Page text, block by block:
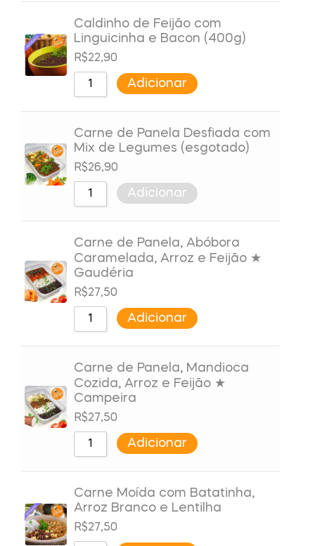
Caldinho de Feijão com
Linguicinha e Bacon (400g)
R$22,90
Adicionar
Carne de Panela Desfiada com
Mix de Legumes (esgotado)
R$26,90
Adicionar
Carne de Panela, Abóbora
Caramelada, Arroz e Feijão ★
Gaudéria
R$27,50
Adicionar
Carne de Panela, Mandioca
Cozida, Arroz e Feijão ★
Campeira
R$27,50
Adicionar
Carne Moída com Batatinha,
Arroz Branco e Lentilha
R$27,50